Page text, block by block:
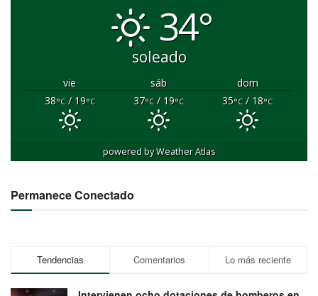
34°
soleado
vie sáb
dom
38°C/ 19°C 37°C/ 19°C 35°C/ 18°C
powered byWeather Atlas
Permanece Conectado
Tendencias Comentarios Lo más reciente